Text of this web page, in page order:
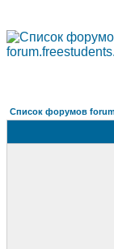
Список форумов